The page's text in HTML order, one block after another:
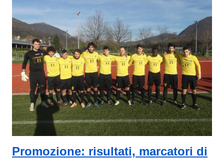
Promozione: risultati, marcatori di